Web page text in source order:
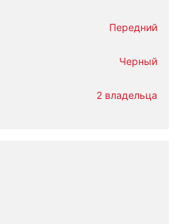
Передний
Черный
2 владельца